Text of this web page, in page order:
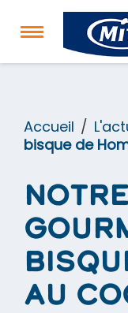
Accueil
bisque de
au